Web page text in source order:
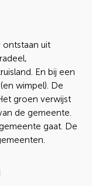
ontstaan uit
En bij een
wimpel). De
groen verwijst
de gemeente.
gaat. De